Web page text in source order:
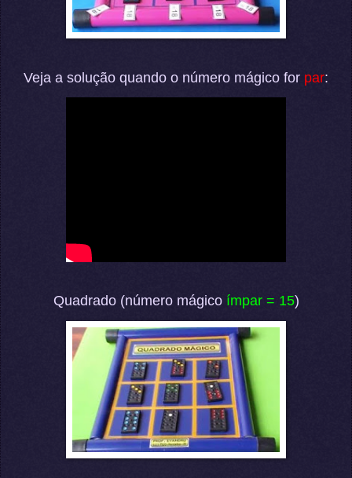
Veja a solução quando o número mágico for par:
Quadrado (número mágico ímpar = 15)